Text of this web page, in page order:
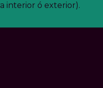
interior ó exterior).